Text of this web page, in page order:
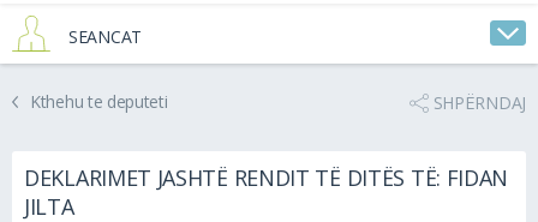
SEANCAT
Kthehu te deputeti SHPËRNDAJ
DEKLARIMET JASHTË RENDIT TË DITËS TË: FIDAN
JILTA